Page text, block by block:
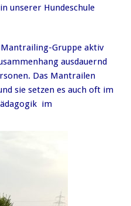
unserer Hundeschule
Gruppe aktiv
ausdauernd
Das Mantrailen
sie setzen es auch oft im
im